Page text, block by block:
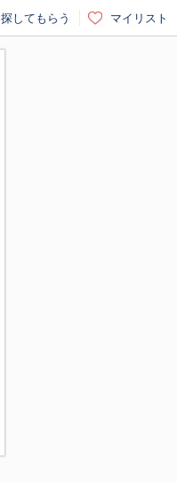
探してもらう マイリスト